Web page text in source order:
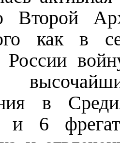
Второй
как в
России
в
и 6